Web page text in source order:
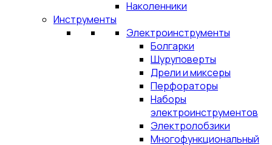
Наколенники
Инструменты
Электроинструменты
Болгарки
Шуруповерты
Дрели и миксеры
Перфораторы
Наборы
электроинструментов
Электролобзики
Многофункциональный